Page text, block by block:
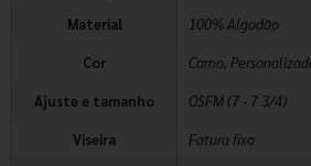
Material 100% Algodão
Cor Camo,
Ajuste e tamanho OSFM (7 - 7 3/4)
Viseira Fatura fixa